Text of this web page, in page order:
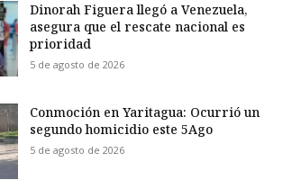
Dinorah Figuera llegó a Venezuela,
asegura que el rescate nacional es
prioridad
5 de agosto de 2026
Conmoción en Yaritagua: Ocurrió un
segundo homicidio este 5Ago
5 de agosto de 2026